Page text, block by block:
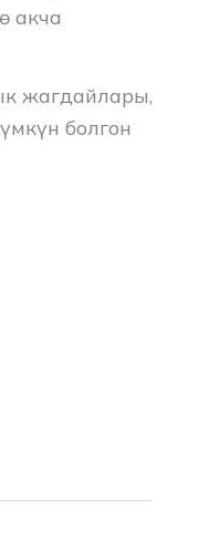
акча
жагдайлары,
болгон